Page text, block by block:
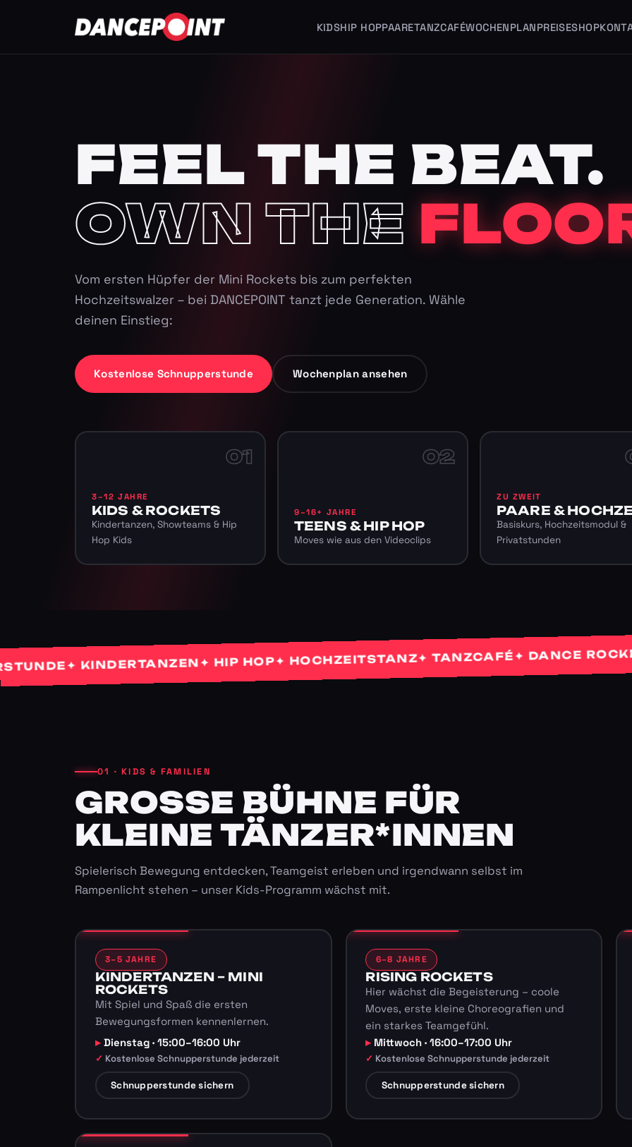
KIDSHIP HOPPAARETANZCAFÉWOCHENPLANPREISESHOP
FEEL THE BEAT.
OWN THE
Vom ersten Hüpfer der Mini Rockets bis zum perfekten
Hochzeitswalzer – bei DANCEPOINT tanzt jede Generation. Wähle
deinen Einstieg:
Kostenlose Schnupperstunde Wochenplan ansehen
01
3–12 JAHRE
KIDS & ROCKETS
Kindertanzen, Showteams & Hip
Hop Kids
02
9–16+ JAHRE
TEENS & HIP HOP
Moves wie aus den Videoclips
ZU ZWEIT
PAARE &
Basiskurs, Hochzeitsmodul &
Privatstunden
✦ KINDERTANZEN✦ HIP HOP✦ HOCHZEITSTANZ✦ TANZCAFÉ✦ DANCE ROCKETS✦
01 · KIDS & FAMILIEN
GROSSE BÜHNE FÜR K
LEINE TÄNZER*INNEN
Spielerisch Bewegung entdecken, Teamgeist erleben und irgendwann selbst im
Rampenlicht stehen – unser Kids-Programm wächst mit.
3–5 JAHRE
KINDERTANZEN – MINI
ROCKETS
Mit Spiel und Spaß die ersten
Bewegungsformen kennenlernen.
Dienstag · 15:00–16:00 Uhr
Kostenlose Schnupperstunde jederzeit
Schnupperstunde sichern
6–8 JAHRE
RISING ROCKETS
Hier wächst die Begeisterung – coole
Moves, erste kleine Choreografien und
ein starkes Teamgefühl.
Mittwoch · 16:00–17:00 Uhr
Kostenlose Schnupperstunde jederzeit
Schnupperstunde sichern